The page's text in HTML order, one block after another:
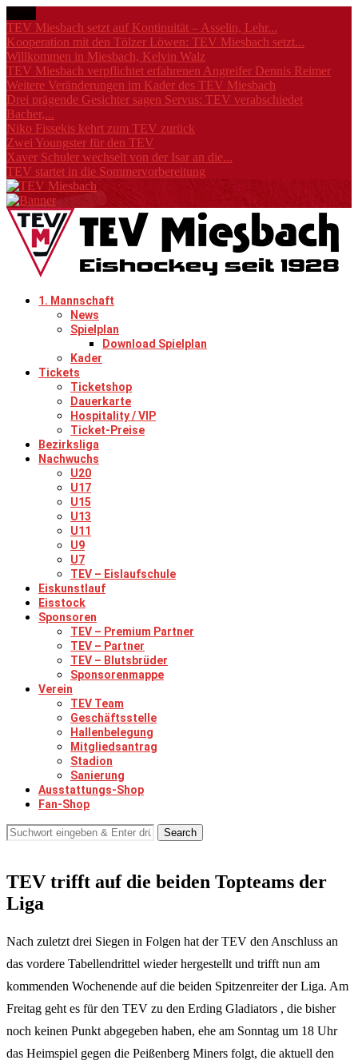
TEV Miesbach setzt auf Kontinuität – Asselin, Lehr...
Kooperation mit den Tölzer Löwen: TEV Miesbach setzt...
Willkommen in Miesbach, Kelvin Walz
TEV Miesbach verpflichtet erfahrenen Angreifer Dennis Reimer
Weitere Veränderungen im Kader des TEV Miesbach
Drei prägende Gesichter sagen Servus: TEV verabschiedet
Bacher,...
Niko Fissekis kehrt zum TEV zurück
Zwei Youngster für den TEV
Xaver Schuler wechselt von der Isar an die...
TEV startet in die Sommervorbereitung
1. Mannschaft
News
Spielplan
Download Spielplan
Kader
Tickets
Ticketshop
Dauerkarte
Hospitality / VIP
Ticket-Preise
Bezirksliga
Nachwuchs
U20
U17
U15
U13
U11
U9
U7
TEV – Eislaufschule
Eiskunstlauf
Eisstock
Sponsoren
TEV – Premium Partner
TEV – Partner
TEV – Blutsbrüder
Sponsorenmappe
Verein
TEV Team
Geschäftsstelle
Hallenbelegung
Mitgliedsantrag
Stadion
Sanierung
Ausstattungs-Shop
Fan-Shop
Search
TEV trifft auf die beiden Topteams der
Liga
Nach zuletzt drei Siegen in Folgen hat der TEV den Anschluss an
das vordere Tabellendrittel wieder hergestellt und trifft nun am
kommenden Wochenende auf die beiden Spitzenreiter der Liga. Am
Freitag geht es für den TEV zu den Erding Gladiators , die bisher
noch keinen Punkt abgegeben haben, ehe am Sonntag um 18 Uhr
das Heimspiel gegen die Peißenberg Miners folgt, die aktuell den